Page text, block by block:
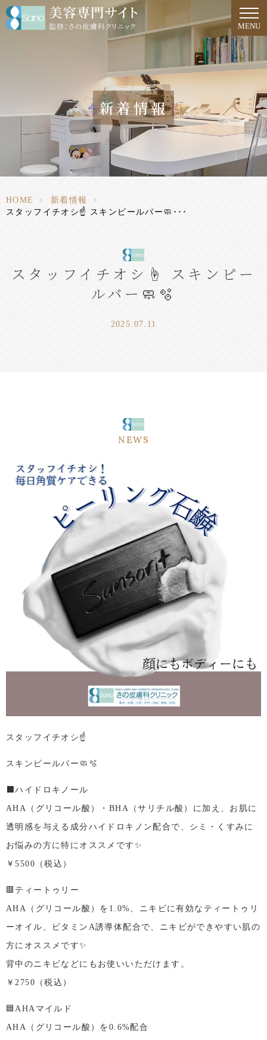
MENU
新着情報
HOME > 新着情報
>
スタッフイチオシ☝️ スキンピールバー🧼･･･
スタッフイチオシ☝️ スキンピー
ルバー🧼🫧
2025.07.11
NEWS
スタッフイチオシ☝️
スキンピールバー🧼🫧
⬛️ハイドロキノール
AHA（グリコール酸）・BHA（サリチル酸）に加え、お肌に
透明感を与える成分ハイドロキノン配合で、シミ・くすみに
お悩みの方に特にオススメです✨
￥5500（税込）
🟥ティートゥリー
AHA（グリコール酸）を1.0%、ニキビに有効なティートゥリ
ーオイル、ビタミンA誘導体配合で、ニキビができやすい肌の
方にオススメです✨
背中のニキビなどにもお使いいただけます。
￥2750（税込）
🟦AHAマイルド
AHA（グリコール酸）を0.6%配合